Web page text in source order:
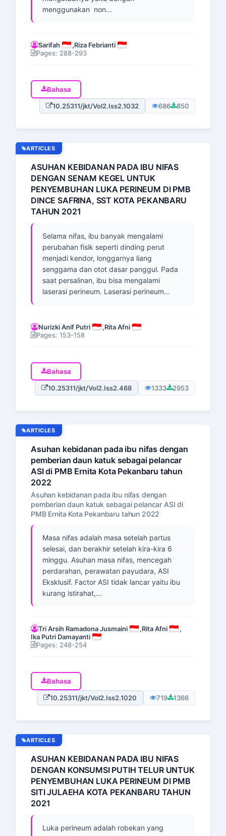
menggunakan non...
Sarifah ,Riza Febrianti
Pages: 288-293
Bahasa
10.25311/jkt/Vol2.Iss2.1032 686 850
ARTICLES
ASUHAN KEBIDANAN PADA IBU NIFAS
DENGAN SENAM KEGEL UNTUK
PENYEMBUHAN LUKA PERINEUM DI PMB
DINCE SAFRINA, SST KOTA PEKANBARU
TAHUN 2021
Selama nifas, ibu banyak mengalami
perubahan fisik seperti dinding perut
menjadi kendor, longgarnya liang
senggama dan otot dasar panggul. Pada
saat persalinan, ibu bisa mengalami
laserasi perineum. Laserasi perineum...
Nurizki Anif Putri ,Rita Afni
Pages: 153-158
Bahasa
10.25311/jkt/Vol2.Iss2.468 1333 2953
ARTICLES
Asuhan kebidanan pada ibu nifas dengan
pemberian daun katuk sebagai pelancar
ASI di PMB Ernita Kota Pekanbaru tahun
2022
Asuhan kebidanan pada ibu nifas dengan
pemberian daun katuk sebagai pelancar ASI di
PMB Ernita Kota Pekanbaru tahun 2022
Masa nifas adalah masa setelah partus
selesai, dan berakhir setelah kira-kira 6
minggu. Asuhan masa nifas, mencegah
perdarahan, perawatan payudara, ASI
Eksklusif. Factor ASI tidak lancar yaitu ibu
kurang istirahat,...
Tri Arsih Ramadona Jusmaini ,Rita Afni
,
Ika Putri Damayanti
Pages: 248-254
Bahasa
10.25311/jkt/Vol2.Iss2.1020 719 1366
ARTICLES
ASUHAN KEBIDANAN PADA IBU NIFAS
DENGAN KONSUMSI PUTIH TELUR UNTUK
PENYEMBUHAN LUKA PERINEUM DI PMB
SITI JULAEHA KOTA PEKANBARU TAHUN
2021
Luka perineum adalah robekan yang